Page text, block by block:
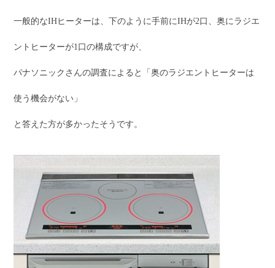
一般的なIHヒーターは、下のように手前にIHが2口、奥にラジエ
ントヒーターが1口の構成ですが、
パナソニックさんの調査によると「奥のラジエントヒーターは
使う機会がない」
と答えた方が多かったそうです。